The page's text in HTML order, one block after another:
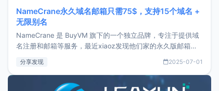
NameCrane永久域名邮箱只需75$，支持15个域名 +
无限别名
NameCrane 是 BuyVM 旗下的一个独立品牌，专注于提供域
名注册和邮箱等服务，最近xiaoz发现他们家的永久版邮箱服
又实惠的域名邮箱，不妨尝试一下 NameCrane。注册
NameCraneNameCrane不支持直接注册，必须要购买
分享发现 2025-07-01